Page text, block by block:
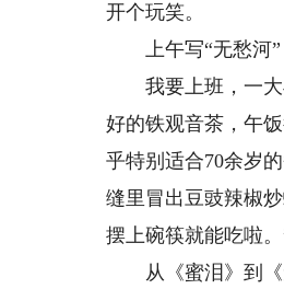
开个玩笑。
上午写“无愁河”
我要上班，一大
好的铁观音茶，午
乎特别适合70余岁
缝里冒出豆豉辣椒
摆上碗筷就能吃啦。
从《蜜泪》到《